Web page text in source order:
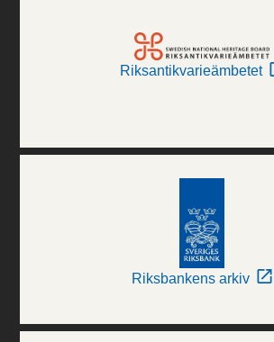
Riksantikvarieämbetet
Riksbankens arkiv